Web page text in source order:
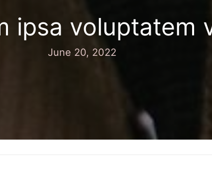
ipsa voluptatem
June 20, 2022